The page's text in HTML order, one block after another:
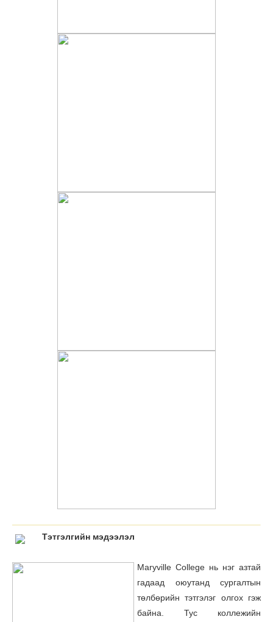
Тэтгэлгийн мэдээлэл
Maryville College нь нэг азтай
гадаад оюутанд сургалтын
төлбөрийн тэтгэлэг олгох гэж
байна. Тус коллежийн